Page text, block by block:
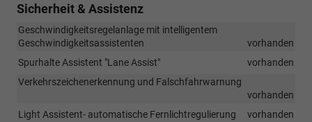
Sicherheit & Assistenz
Geschwindigkeitsregelanlage mit intelligentem
Geschwindigkeitsassistenten
vorhanden
Spurhalte Assistent "Lane Assist"
vorhanden
Verkehrszeichenerkennung und Falschfahrwarnung
vorhanden
Light Assistent- automatische Fernlichtregulierung
vorhanden